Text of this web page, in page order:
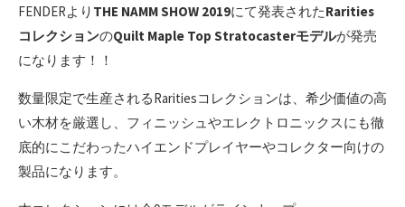
FENDERより THE NAMM SHOW 2019にて発表されたRarities
コレクションのQuilt Maple Top Stratocasterモデルが発売
になります！！
数量限定で生産されるRaritiesコレクションは、希少価値の高
い木材を厳選し、フィニッシュやエレクトロニックスにも徹
底的にこだわったハイエンドプレイヤーやコレクター向けの
製品になります。